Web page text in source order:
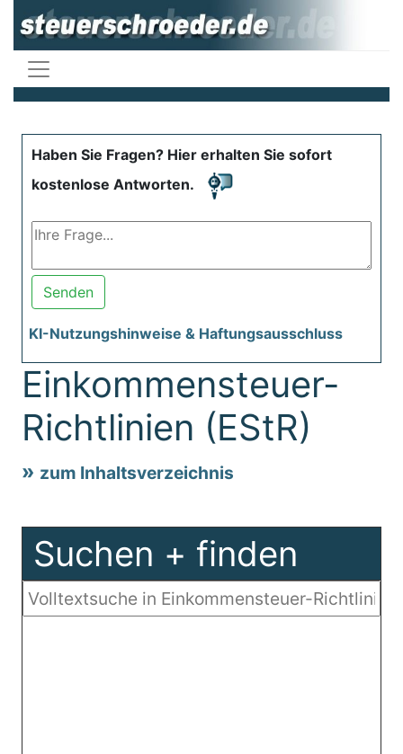
Haben Sie Fragen? Hier erhalten Sie sofort
kostenlose Antworten.
Senden
KI-Nutzungshinweise & Haftungsausschluss
Einkommensteuer-
Richtlinien (EStR)
zum Inhaltsverzeichnis
Suchen + finden